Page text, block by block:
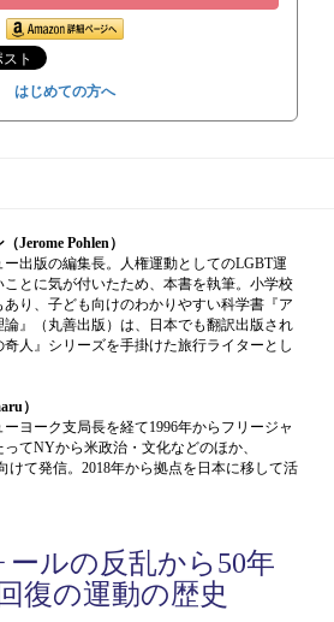
はじめての方へ
Jerome Pohlen）
出版の編集長。人権運動としてのLGBT運
とに気が付いたため、本書を執筆。小学校
り、子ども向けのわかりやすい科学書『ア
』（丸善出版）は、日本でも翻訳出版され
人』シリーズを手掛けた旅行ライターとし
）
ヨーク支局長を経て1996年からフリージャ
てNYから米政治・文化などのほか、
けて発信。2018年から拠点を日本に移して活
ルの反乱から50年
復の運動の歴史